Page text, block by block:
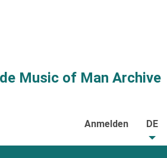
Music of Man Archive
Anmelden DE